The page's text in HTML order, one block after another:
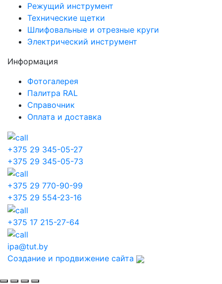
Режущий инструмент
Технические щетки
Шлифовальные и отрезные круги
Электрический инструмент
Информация
Фотогалерея
Палитра RAL
Справочник
Оплата и доставка
+375 29 345-05-27
+375 29 345-05-73
+375 29 770-90-99
+375 29 554-23-16
+375 17 215-27-64
ipa@tut.by
Создание и продвижение сайта